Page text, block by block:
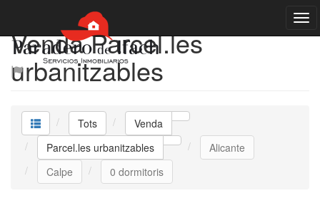
Venda Parcel.les
urbanitzables
Tots
Venda
Parcel.les urbanitzables
Alicante
Calpe
0 dormitoris
urbanitzable
| 745.000 €
| Venda